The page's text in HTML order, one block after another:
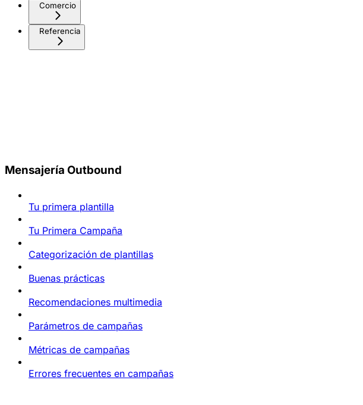
Comercio
Referencia
Mensajería Outbound
Tu primera plantilla
Tu Primera Campaña
Categorización de plantillas
Buenas prácticas
Recomendaciones multimedia
Parámetros de campañas
Métricas de campañas
Errores frecuentes en campañas